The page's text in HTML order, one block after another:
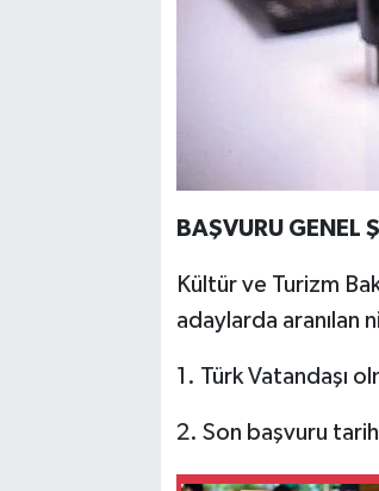
BAŞVURU GENEL
Kültür ve Turizm
adaylarda aranılan
1. Türk Vatandaşı
2. Son başvuru